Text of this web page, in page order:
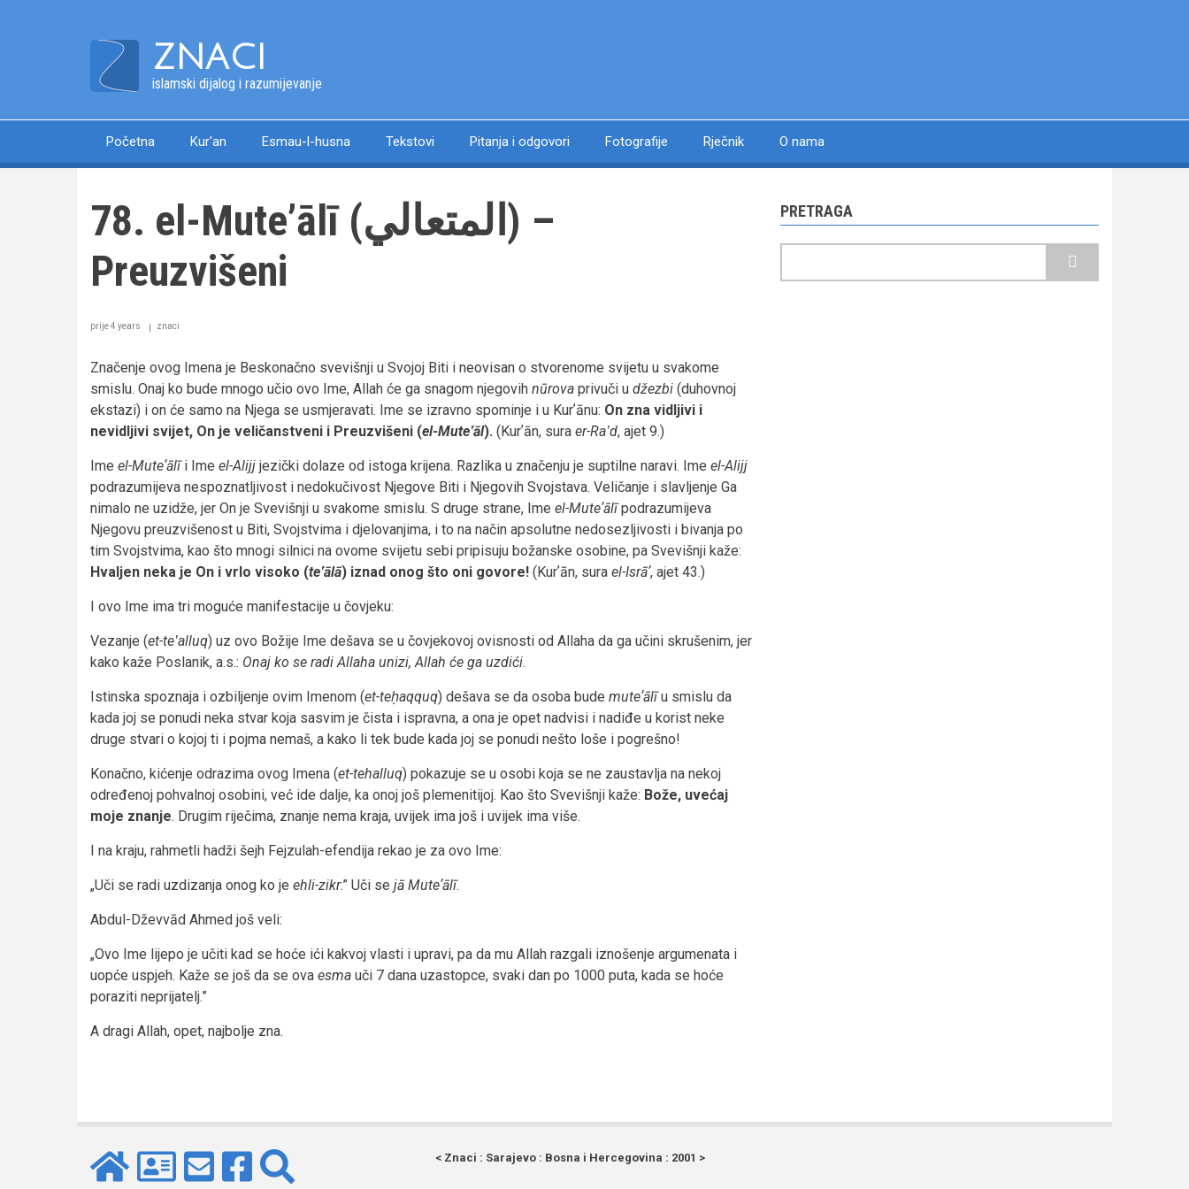
ZNACI
islamski dijalog i razumijevanje
Main
Početna Kur'an Esmau-l-husna Tekstovi Pitanja i odgovori Fotografije Rječnik O nama
78. el-Muteʼālī (المتعالي) –
Preuzvišeni
prije 4 years znaci
Značenje ovog Imena je Beskonačno svevišnji u Svojoj Biti i neovisan o stvorenome svijetu u svakome
smislu. Onaj ko bude mnogo učio ovo Ime, Allah će ga snagom njegovih nūrova privuči u džezbi (duhovnoj
ekstazi) i on će samo na Njega se usmjeravati. Ime se izravno spominje i u Kurʼānu: On zna vidljivi i
nevidljivi svijet, On je veličanstveni i Preuzvišeni (el-Muteʽāl). (Kurʼān, sura er-Raʽd, ajet 9.)
Ime el-Muteʼālīi Ime el-Alijj jezički dolaze od istoga krijena. Razlika u značenju je suptilne naravi. Ime el-Alijj
podrazumijeva nespoznatljivost i nedokučivost Njegove Biti i Njegovih Svojstava. Veličanje i slavljenje Ga
nimalo ne uzidže, jer On je Svevišnji u svakome smislu. S druge strane, Ime el-Muteʼālīpodrazumijeva
Njegovu preuzvišenost u Biti, Svojstvima i djelovanjima, i to na način apsolutne nedosezljivosti i bivanja po
tim Svojstvima, kao što mnogi silnici na ovome svijetu sebi pripisuju božanske osobine, pa Svevišnji kaže:
Hvaljen neka je On i vrlo visoko (teʽālā) iznad onog što oni govore! (Kurʼān, sura el-Isrāʼ, ajet 43.)
I ovo Ime ima tri moguće manifestacije u čovjeku:
Vezanje (et-teʽalluq) uz ovo Božije Ime dešava se u čovjekovoj ovisnosti od Allaha da ga učini skrušenim, jer
kako kaže Poslanik, a.s.: Onaj ko se radi Allaha unizi, Allah će ga uzdići.
Istinska spoznaja i ozbiljenje ovim Imenom (et-teḥaqquq) dešava se da osoba bude muteʼālīu smislu da
kada joj se ponudi neka stvar koja sasvim je čista i ispravna, a ona je opet nadvisi i nadiđe u korist neke
druge stvari o kojoj ti i pojma nemaš, a kako li tek bude kada joj se ponudi nešto loše i pogrešno!
Konačno, kićenje odrazima ovog Imena (et-tehalluq) pokazuje se u osobi koja se ne zaustavlja na nekoj
određenoj pohvalnoj osobini, već ide dalje, ka onoj još plemenitijoj. Kao što Svevišnji kaže: Bože, uvećaj
moje znanje. Drugim riječima, znanje nema kraja, uvijek ima još i uvijek ima više.
I na kraju, rahmetli hadži šejh Fejzulah-efendija rekao je za ovo Ime:
„Uči se radi uzdizanja onog ko je ehli-zikr.” Uči se jā Muteʼālī.
Abdul-Dževvād Ahmed još veli:
„Ovo Ime lijepo je učiti kad se hoće ići kakvoj vlasti i upravi, pa da mu Allah razgali iznošenje argumenata i
uopće uspjeh. Kaže se još da se ova esma uči 7 dana uzastopce, svaki dan po 1000 puta, kada se hoće
poraziti neprijatelj.”
A dragi Allah, opet, najbolje zna.
PRETRAGA
< Znaci : Sarajevo : Bosna i Hercegovina : 2001 >